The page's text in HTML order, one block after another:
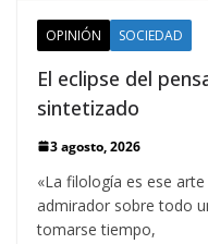
OPINIÓN SOCIEDAD
El eclipse del
sintetizado
3 agosto, 2026
«La filología es ese
admirador sobre todo
tomarse tiempo,